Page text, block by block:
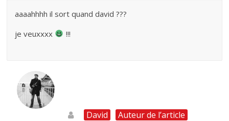
aaaahhhh il sort quand david ???
je veuxxxx
!!!
David
Auteur de l’article